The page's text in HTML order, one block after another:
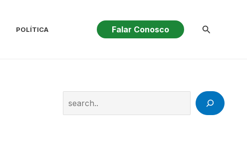
POLÍTICA Falar Conosco Pesquisar